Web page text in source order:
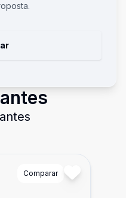
Comparar